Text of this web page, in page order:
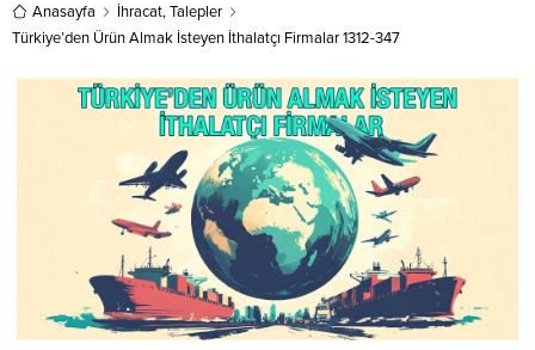
Anasayfa İhracat,Talepler
Türkiye’den Ürün Almak İsteyen İthalatçı Firmalar 1312-347